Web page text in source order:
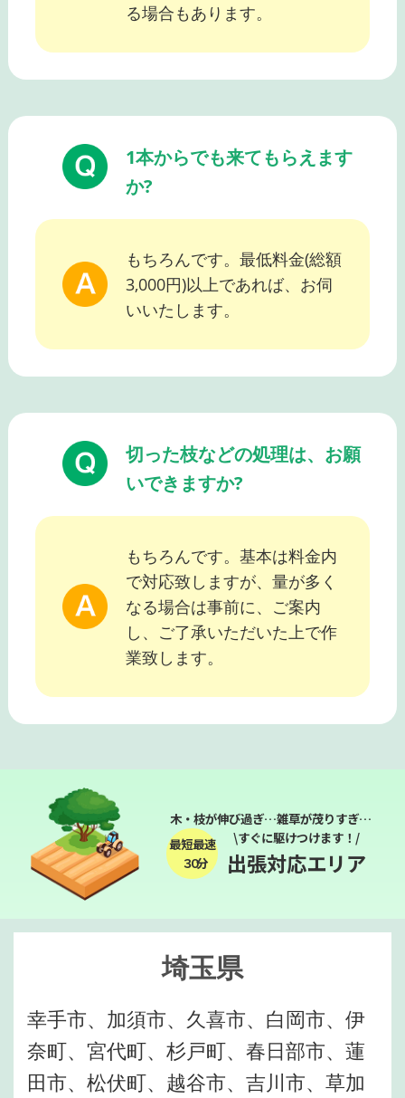
る場合もあります。
1本からでも来てもらえます
か?
もちろんです。最低料金(総額
3,000円)以上であれば、お伺
いいたします。
切った枝などの処理は、お願
いできますか?
もちろんです。基本は料金内
で対応致しますが、量が多く
なる場合は事前に、ご案内
し、ご了承いただいた上で作
業致します。
木・枝が伸び過ぎ…雑草が茂りすぎ…
最短最速
３０分
\すぐに駆けつけます！/
出張対応エリア
埼玉県
幸手市、加須市、久喜市、白岡市、伊
奈町、宮代町、杉戸町、春日部市、蓮
田市、松伏町、越谷市、吉川市、草加